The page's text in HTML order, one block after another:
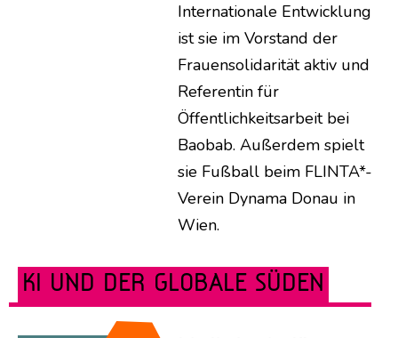
Internationale Entwicklung
ist sie im Vorstand der
Frauensolidarität aktiv und
Referentin für
Öffentlichkeitsarbeit bei
Baobab. Außerdem spielt
sie Fußball beim FLINTA*-
Verein Dynama Donau in
Wien.
KI UND DER GLOBALE SÜDEN